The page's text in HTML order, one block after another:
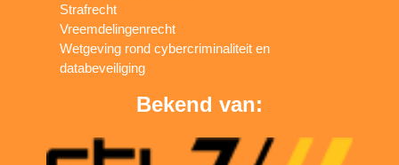
Strafrecht
Vreemdelingenrecht
Wetgeving rond cybercriminaliteit en
databeveiliging
Bekend van: